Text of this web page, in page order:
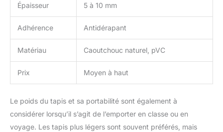
Épaisseur 5 à 10 mm
Adhérence Antidérapant
Matériau Caoutchouc naturel, pVC
Prix Moyen à haut
Le poids du tapis et sa portabilité sont également à
considérer lorsqu’il s’agit de l’emporter en classe ou en
voyage. Les tapis plus légers sont souvent préférés, mais